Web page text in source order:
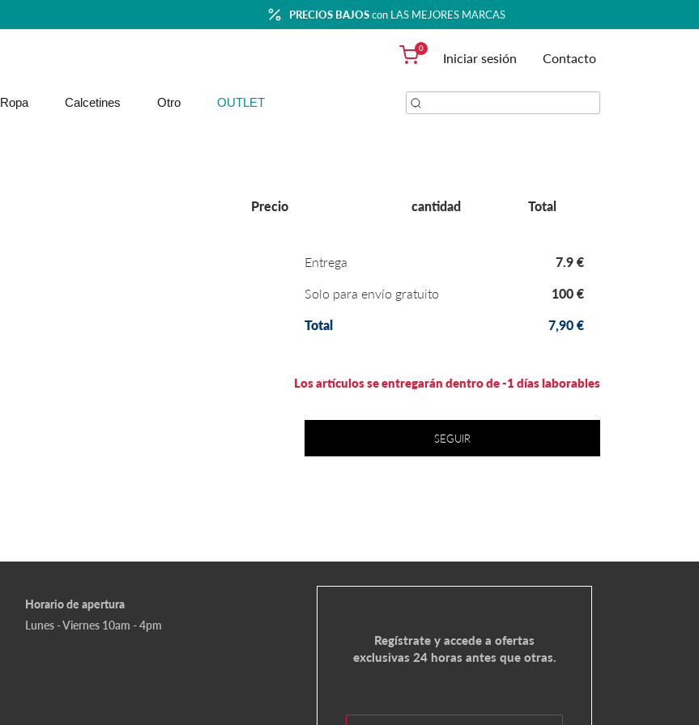
PRECIOS BAJOScon LAS MEJORES MARCAS
0
Iniciar sesión Contacto
Ropa Calcetines Otro OUTLET
Precio cantidad Total
Entrega 7.9 €
Solo para envío gratuito 100 €
Total 7,90 €
Los artículos se entregarán dentro de -1 días laborables
SEGUIR
Horario de apertura
Lunes - Viernes 10am - 4pm
Regístrate y accede a ofertas
exclusivas 24 horas antes que otras.